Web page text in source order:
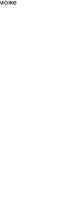
може